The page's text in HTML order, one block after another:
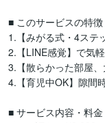
■ このサービスの特徴
1.【みがる式・4ステ
2.【LINE感覚】で気
3.【散らかった部屋
4.【育児中OK】隙間
■ サービス内容・料金